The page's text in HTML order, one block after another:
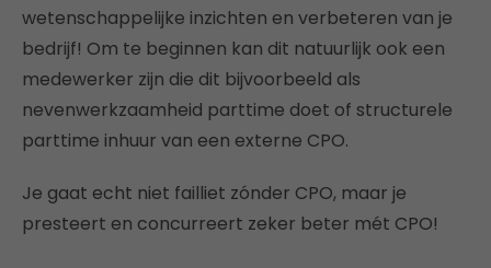
wetenschappelijke inzichten en verbeteren van je
bedrijf! Om te beginnen kan dit natuurlijk ook een
medewerker zijn die dit bijvoorbeeld als
nevenwerkzaamheid parttime doet of structurele
parttime inhuur van een externe CPO.
Je gaat echt niet failliet zónder CPO, maar je
presteert en concurreert zeker beter mét CPO!